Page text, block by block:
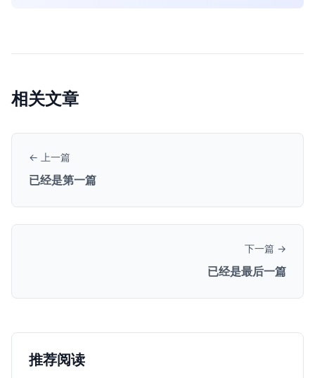
相关文章
← 上一篇
已经是第一篇
下一篇 →
已经是最后一篇
推荐阅读